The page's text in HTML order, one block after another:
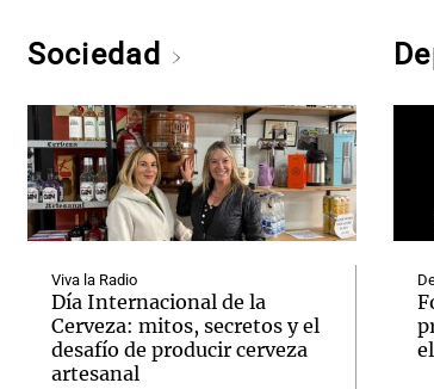
Sociedad
Viva la Radio
Día Internacional de la
Cerveza: mitos, secretos y el
desafío de producir cerveza
artesanal
Notas
La Sole en Cadena 3